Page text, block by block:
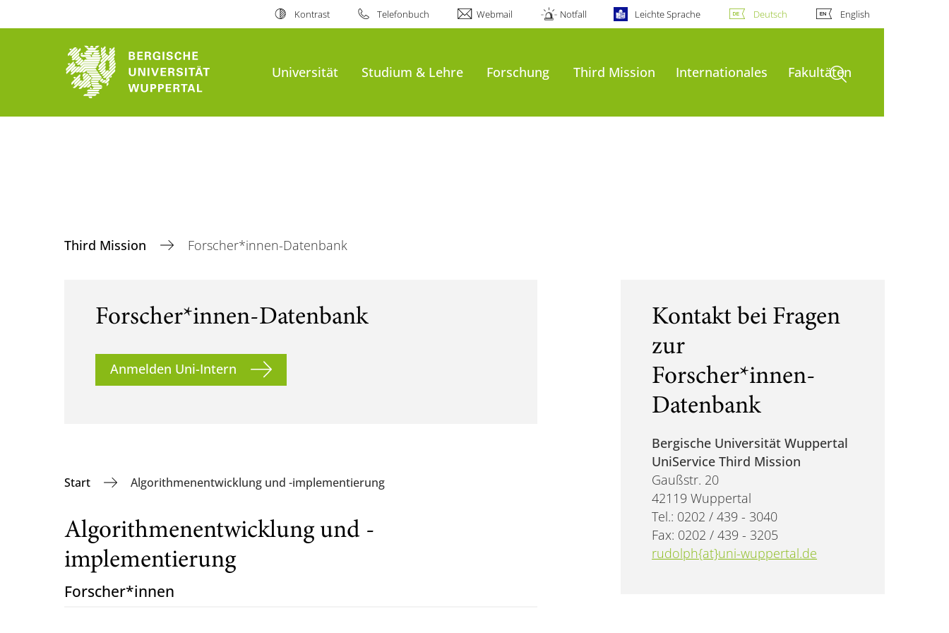
Kontrast Telefonbuch Webmail Notfall Leichte Sprache Deutsch English
Universität Studium & Lehre Forschung Third Mission Internationales FakultätenSuche öffnen
Third Mission Forscher*innen-Datenbank
Forscher*innen-Datenbank
Anmelden Uni-Intern
Start Algorithmenentwicklung und -implementierung
Algorithmenentwicklung und -
implementierung
Forscher*innen
Kontakt bei Fragen
zur
Forscher*innen-
Datenbank
Bergische Universität Wuppertal
UniService Third Mission
Gaußstr. 20
42119 Wuppertal
Tel.: 0202 / 439 - 3040
Fax: 0202 / 439 - 3205
rudolph{at}uni-wuppertal.de